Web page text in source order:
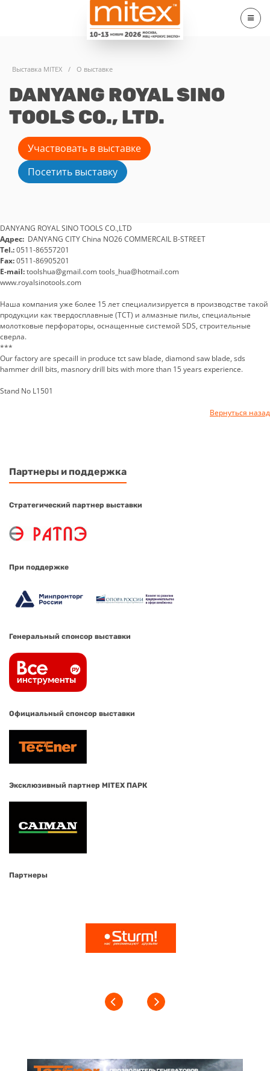
Выставка MITEX / О выставке
DANYANG ROYAL SINO
TOOLS CO., LTD.
Участвовать в выставке
Посетить выставку
DANYANG ROYAL SINO TOOLS CO.,LTD
Адрес: DANYANG CITY China NO26 COMMERCAIL B-STREET
Tel.:0511-86557201
Fax:0511-86905201
E-mail:toolshua@gmail.com tools_hua@hotmail.com
www.royalsinotools.com
Наша компания уже более 15 лет специализируется в производстве такой
продукции как твердосплавные (ТСТ) и алмазные пилы, специальные
молотковые перфораторы, оснащенные системой SDS, строительные
сверла.
***
Our factory are specaill in produce tct saw blade, diamond saw blade, sds
hammer drill bits, masnory drill bits with more than 15 years experience.
Stand No L1501
Вернуться назад
Партнеры и поддержка
Стратегический партнер выставки
При поддержке
Генеральный спонсор выставки
Официальный спонсор выставки
Эксклюзивный партнер MITEX ПАРК
Партнеры